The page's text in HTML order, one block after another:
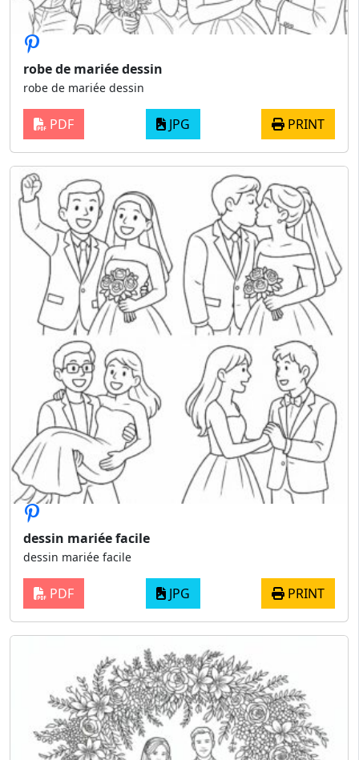
robe de mariée dessin
robe de mariée dessin
PDF JPG PRINT
dessin mariée facile
dessin mariée facile
PDF JPG PRINT